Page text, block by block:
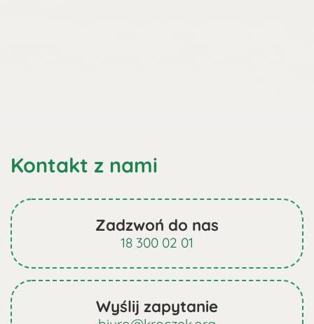
Kontakt z nami
Zadzwoń do nas
18 300 02 01
Wyślij zapytanie